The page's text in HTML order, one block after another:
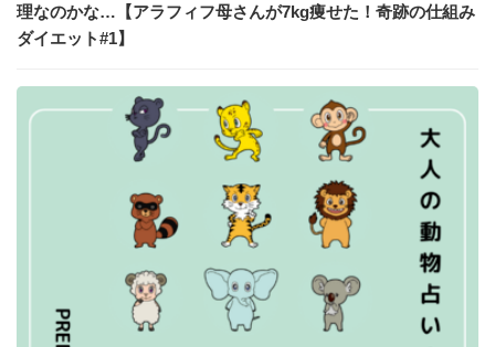
理なのかな…【アラフィフ母さんが7kg痩せた！奇跡の仕組み
ダイエット#1】